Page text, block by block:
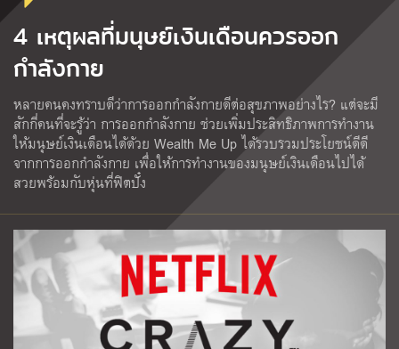
4 เหตุผลที่มนุษย์เงินเดือนควรออก
กำลังกาย
หลายคนคงทราบดีว่าการออกกำลังกายดีต่อสุขภาพอย่างไร? แต่จะมี
สักกี่คนที่จะรู้ว่า การออกกำลังกาย ช่วยเพิ่มประสิทธิภาพการทำงาน
ให้มนุษย์เงินเดือนได้ด้วย Wealth Me Up ได้รวบรวมประโยชน์ดีดี
จากการออกกำลังกาย เพื่อให้การทำงานของมนุษย์เงินเดือนไปได้
สวยพร้อมกับหุ่นที่ฟิตปั๋ง